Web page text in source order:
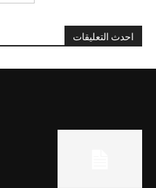
احدث التعليقات